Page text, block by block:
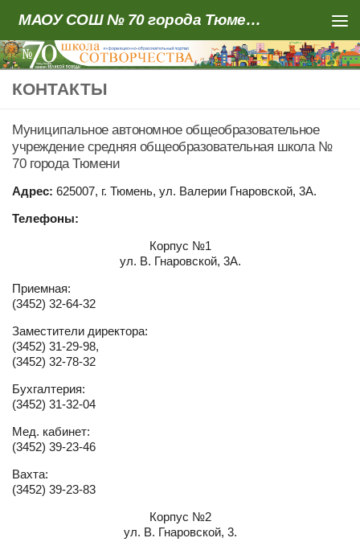
Skip to content МАОУ СОШ № 70 города Тюмени
КОНТАКТЫ
Муниципальное автономное общеобразовательное
учреждение средняя общеобразовательная школа №
70 города Тюмени
Адрес: 625007, г. Тюмень, ул. Валерии Гнаровской, 3А.
Телефоны:
Корпус №1
ул. В. Гнаровской, 3А.
Приемная:
(3452) 32-64-32
Заместители директора:
(3452) 31-29-98,
(3452) 32-78-32
Бухгалтерия:
(3452) 31-32-04
Мед. кабинет:
(3452) 39-23-46
Вахта:
(3452) 39-23-83
Корпус №2
ул. В. Гнаровской, 3.